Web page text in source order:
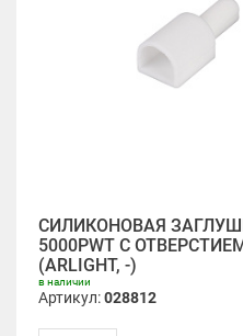
СИЛИКОНОВАЯ
5000PWT С
(ARLIGHT, -)
в наличии
Артикул:028812